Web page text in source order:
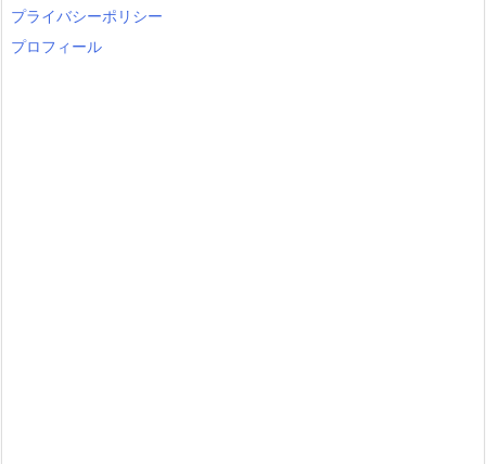
プライバシーポリシー
プロフィール